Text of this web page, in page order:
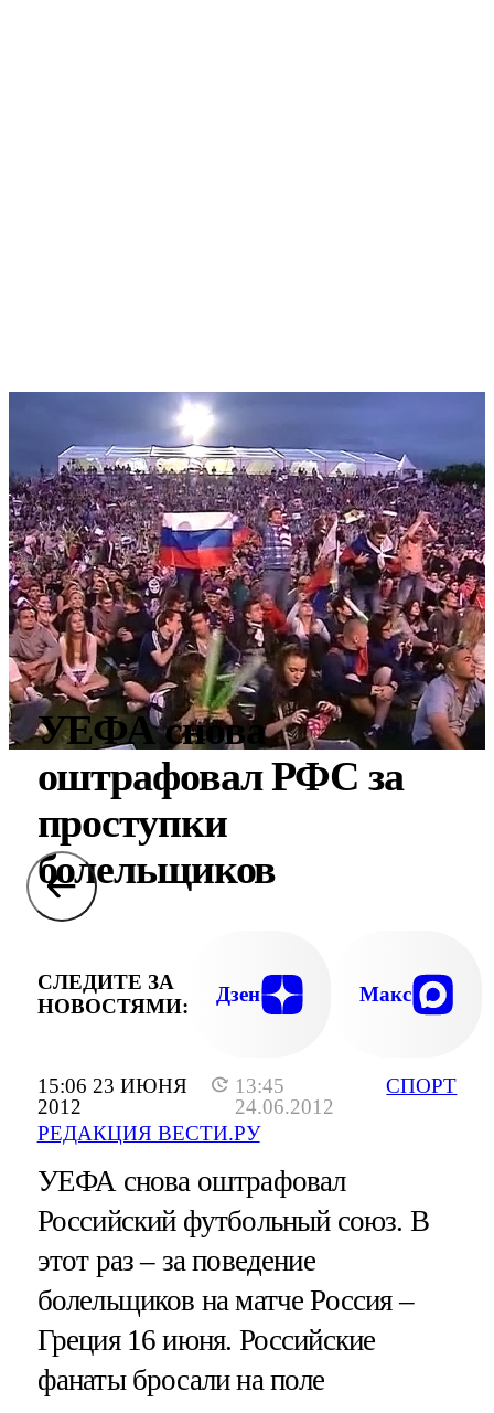
15:06 23 ИЮНЯ
2012
13:45
24.06.2012
РЕДАКЦИЯ ВЕСТИ.РУ
СПОРТ
УЕФА снова
оштрафовал РФС за
проступки
болельщиков
СЛЕДИТЕ ЗА
НОВОСТЯМИ:
Дзен Макс
УЕФА снова оштрафовал
Российский футбольный союз. В
этот раз – за поведение
болельщиков на матче Россия –
Греция 16 июня. Российские
фанаты бросали на поле